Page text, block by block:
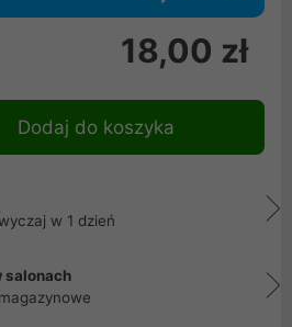
18,00 zł
Dodaj do koszyka
w 1 dzień
salonach